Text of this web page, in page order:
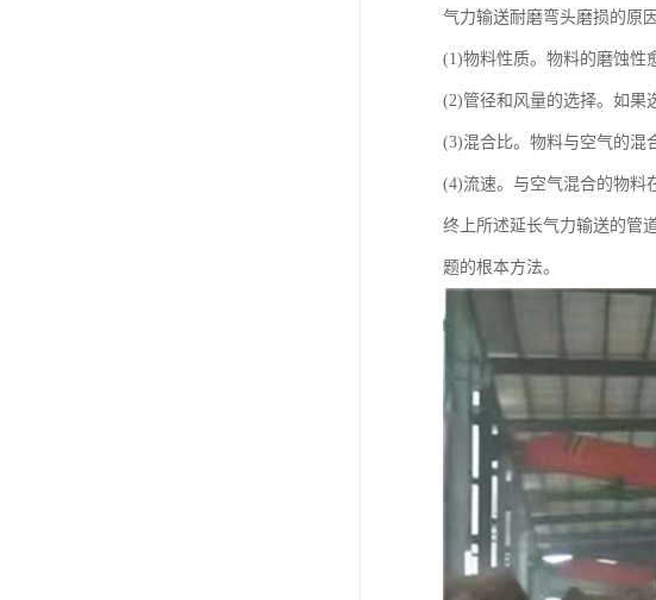
气力输送耐磨弯头磨损的原
(1)物料性质。物料的磨蚀性
(2)管径和风量的选择。如果
(3)混合比。物料与空气的混
(4)流速。与空气混合的物料
终上所述延长气力输送的管
题的根本方法。